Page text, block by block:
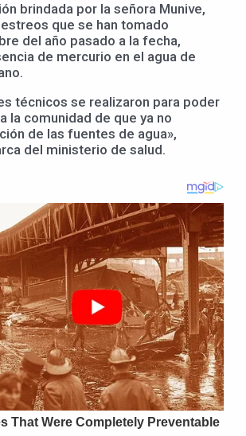
brindada por la señora Munive,
que se han tomado
del año pasado a la fecha,
de mercurio en el agua de
técnicos se realizaron para poder
la comunidad de que ya no
de las fuentes de agua»,
del ministerio de salud.